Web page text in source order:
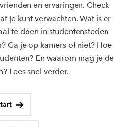
en ervaringen. Check
je kunt verwachten. Wat is er
te doen in studentensteden
Ga je op kamers of niet? Hoe
En waarom mag je de
Lees snel verder.